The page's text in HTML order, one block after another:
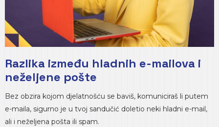
Razlika između hladnih e-mailova i
neželjene pošte
Bez obzira kojom djelatnošću se baviš, komuniciraš li putem
e-maila, sigurno je u tvoj sandučić doletio neki hladni e-mail,
ali i neželjena pošta ili spam.